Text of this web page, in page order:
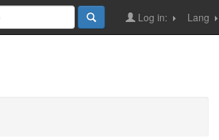
Lang
Log in: